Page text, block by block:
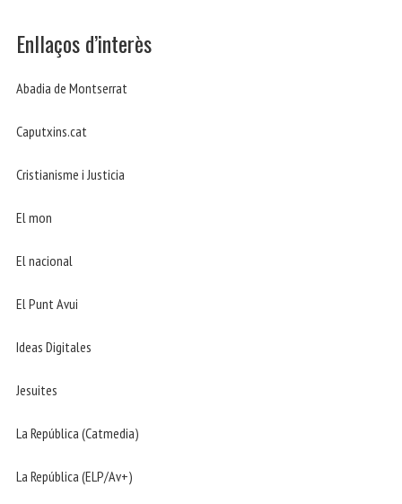
Enllaços d’interès
Abadia de Montserrat
Caputxins.cat
Cristianisme i Justicia
El mon
El nacional
El Punt Avui
Ideas Digitales
Jesuites
La República (Catmedia)
La República (ELP/Av+)